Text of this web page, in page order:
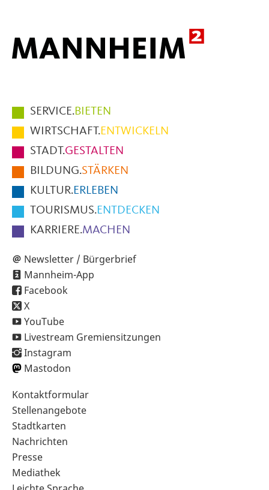
Hauptmenüpunkte
im
Fußbereich
der
Seite
SERVICE.BIETEN
WIRTSCHAFT.ENTWICKELN
STADT.GESTALTEN
BILDUNG.STÄRKEN
KULTUR.ERLEBEN
TOURISMUS.ENTDECKEN
KARRIERE.MACHEN
Newsletter / Bürgerbrief
Mannheim-App
Facebook
X
YouTube
Livestream Gremiensitzungen
Instagram
Mastodon
Sekundärnavigation
im
Fußbereich
Kontaktformular
Stellenangebote
Stadtkarten
Nachrichten
Presse
Mediathek